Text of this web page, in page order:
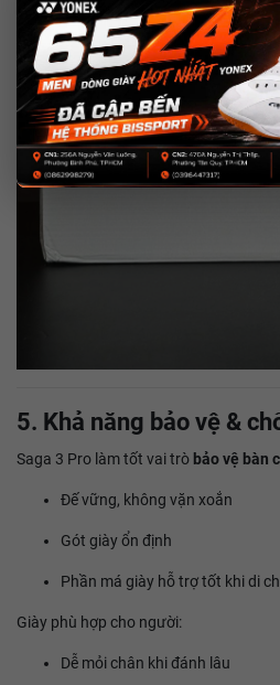
5. Khả năng bảo vệ &
Saga 3 Pro làm tốt vai trò bảo vệ bàn
Đế vững, không vặn xoắn
Gót giày ổn định
Phần má giày hỗ trợ tốt khi di
Giày phù hợp cho người:
Dễ mỏi chân khi đánh lâu